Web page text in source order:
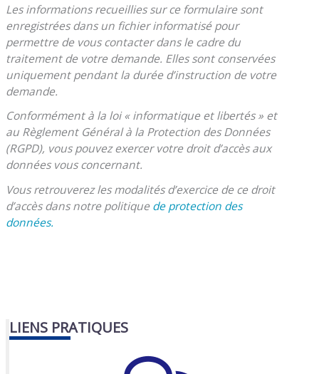
Les informations recueillies sur ce formulaire sont
enregistrées dans un fichier informatisé pour
permettre de vous contacter dans le cadre du
traitement de votre demande. Elles sont conservées
uniquement pendant la durée d’instruction de votre
demande.
Conformément à la loi « informatique et libertés » et
au Règlement Général à la Protection des Données
(RGPD), vous pouvez exercer votre droit d’accès aux
données vous concernant.
Vous retrouverez les modalités d’exercice de ce droit
d’accès dans notre politique de protection des
données.
LIENS PRATIQUES